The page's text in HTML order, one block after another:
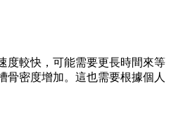
較快，可能需要更長時間來等
骨密度增加。這也需要根據個人